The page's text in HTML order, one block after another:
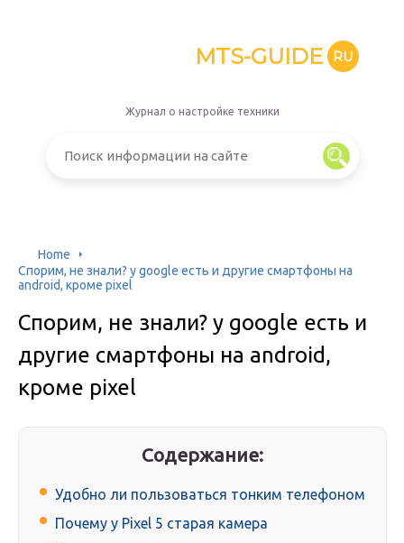
MTS-GUIDE RU
Журнал о настройке техники
Home
Спорим, не знали? у google есть и другие смартфоны на
android, кроме pixel
Спорим, не знали? у google есть и
другие смартфоны на android,
кроме pixel
Содержание:
Удобно ли пользоваться тонким телефоном
Почему у Pixel 5 старая камера